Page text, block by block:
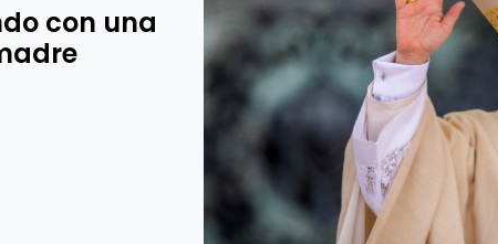
con una